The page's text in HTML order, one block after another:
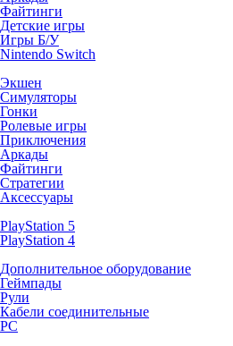
Файтинги
Детские игры
Игры Б/У
Nintendo Switch
Экшен
Симуляторы
Гонки
Ролевые игры
Приключения
Аркады
Файтинги
Стратегии
Аксессуары
PlayStation 5
PlayStation 4
Дополнительное оборудование
Геймпады
Рули
Кабели соединительные
PC